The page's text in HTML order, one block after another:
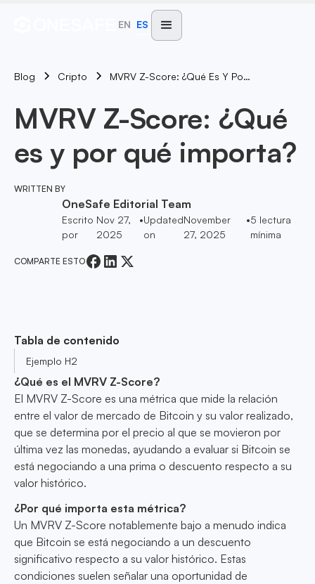
EN ES
Blog Cripto MVRV Z-Score: ¿Qué Es Y Por Qué Importa?
MVRV Z-Score: ¿Qué
es y por qué importa?
WRITTEN BY
OneSafe Editorial Team
Escrito
por
Nov 27,
2025
•Updated
on
November
27, 2025
•5 lectura
mínima
COMPARTE ESTO
Tabla de contenido
Ejemplo H2
¿Qué es el MVRV Z-Score?
El MVRV Z-Score es una métrica que mide la relación
entre el valor de mercado de Bitcoin y su valor realizado,
que se determina por el precio al que se movieron por
última vez las monedas, ayudando a evaluar si Bitcoin se
está negociando a una prima o descuento respecto a su
valor histórico.
¿Por qué importa esta métrica?
Un MVRV Z-Score notablemente bajo a menudo indica
que Bitcoin se está negociando a un descuento
significativo respecto a su valor histórico. Estas
condiciones suelen señalar una oportunidad de